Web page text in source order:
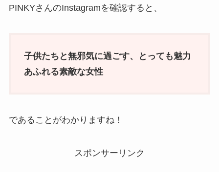
PINKYさんのInstagramを確認すると、
子供たちと無邪気に過ごす、とっても魅力
あふれる素敵な女性
であることがわかりますね！
スポンサーリンク